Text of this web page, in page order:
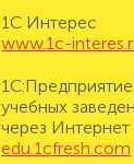
1С Интерес
www.1c-
учебных
через Интернет
edu.1cfresh.com